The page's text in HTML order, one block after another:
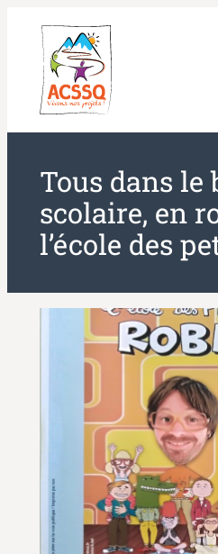
contenu
Tous dans le
scolaire, en
l’école des